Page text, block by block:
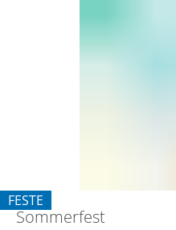
FESTE
KATEGORIE: FESTE
Sommerfest